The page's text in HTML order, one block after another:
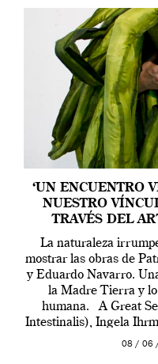
‘UN ENCUENTRO
NUESTRO
TRAVÉS DEL
La naturaleza
mostrar las obras de
y Eduardo Navarro.
la Madre Tierra y lo
humana. A Great
Intestinalis), Ingela
Madrid
08 / 06